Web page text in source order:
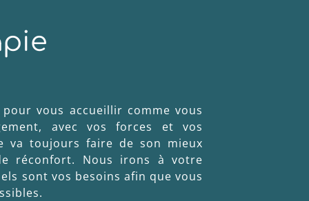
vous accueillir comme vous
avec vos forces et vos
va toujours faire de son mieux
réconfort. Nous irons à votre
sont vos besoins afin que vous